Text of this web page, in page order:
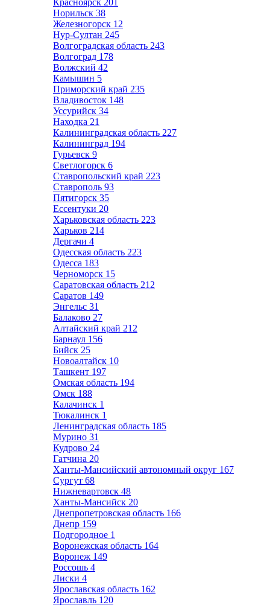
Красноярск 201
Норильск 38
Железногорск 12
Нур-Султан 245
Волгоградская область 243
Волгоград 178
Волжский 42
Камышин 5
Приморский край 235
Владивосток 148
Уссурийск 34
Находка 21
Калининградская область 227
Калининград 194
Гурьевск 9
Светлогорск 6
Ставропольский край 223
Ставрополь 93
Пятигорск 35
Ессентуки 20
Харьковская область 223
Харьков 214
Дергачи 4
Одесская область 223
Одесса 183
Черноморск 15
Саратовская область 212
Саратов 149
Энгельс 31
Балаково 27
Алтайский край 212
Барнаул 156
Бийск 25
Новоалтайск 10
Ташкент 197
Омская область 194
Омск 188
Калачинск 1
Тюкалинск 1
Ленинградская область 185
Мурино 31
Кудрово 24
Гатчина 20
Ханты-Мансийский автономный округ 167
Сургут 68
Нижневартовск 48
Ханты-Мансийск 20
Днепропетровская область 166
Днепр 159
Подгородное 1
Воронежская область 164
Воронеж 149
Россошь 4
Лиски 4
Ярославская область 162
Ярославль 120